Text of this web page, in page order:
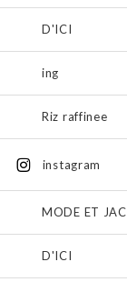
D'ICI
ing
Riz raffinee
instagram
MODE ET
D'ICI